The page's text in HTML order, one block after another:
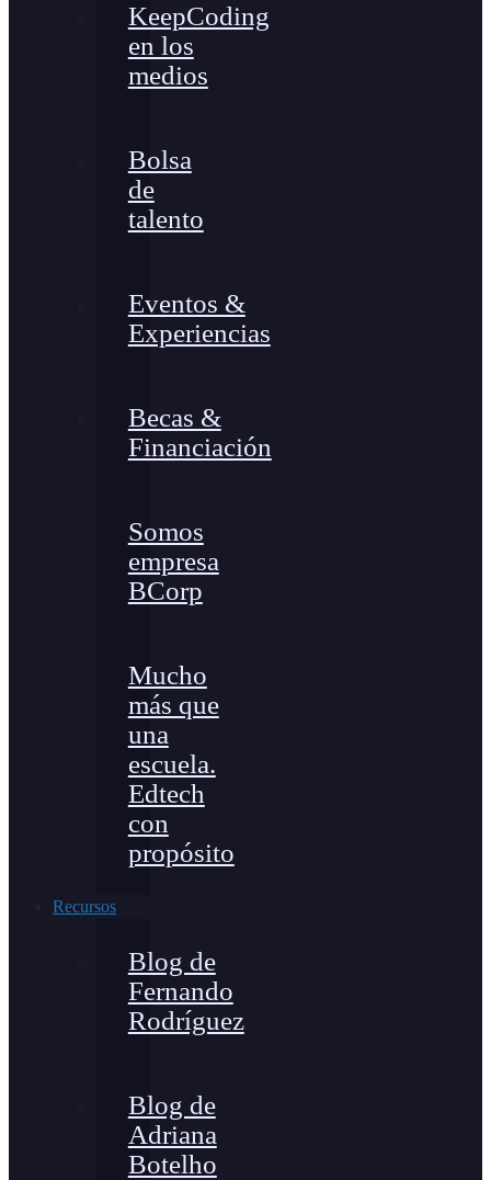
KeepCoding
en los
medios
Bolsa
de
talento
Eventos &
Experiencias
Becas &
Financiación
Somos
empresa
BCorp
Mucho
más que
una
escuela.
Edtech
con
propósito
Recursos
Blog de
Fernando
Rodríguez
Blog de
Adriana
Botelho